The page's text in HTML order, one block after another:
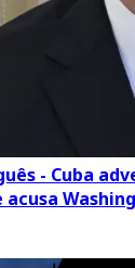
- Cuba